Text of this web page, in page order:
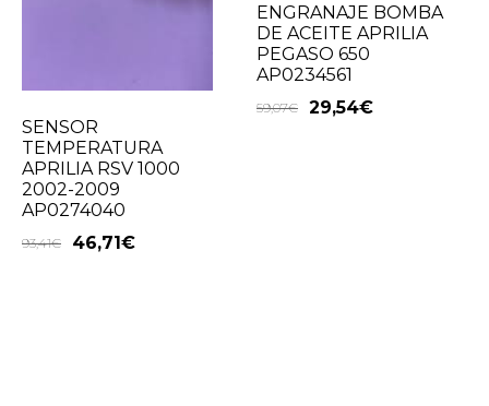
SENSOR
TEMPERATURA
APRILIA RSV 1000
2002-2009
AP0274040
93,41€ 46,71€
ENGRANAJE BOMBA
DE ACEITE APRILIA
PEGASO 650
AP0234561
59,07€ 29,54€